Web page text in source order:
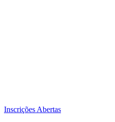
Inscrições Abertas